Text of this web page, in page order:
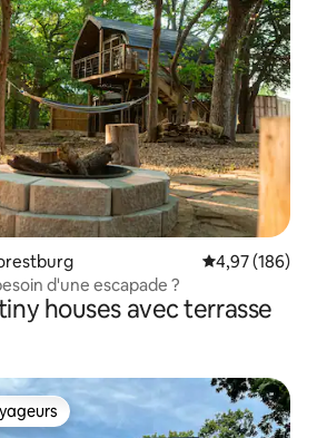
Évaluation
4,97 (186)
d'une escapade ?
houses avec terrasse
les plus appréciés